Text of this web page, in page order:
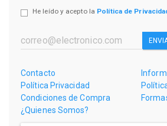
He leído y acepto la Política de
Contacto
Política Privacidad
Condiciones de Compra
¿Quienes Somos?